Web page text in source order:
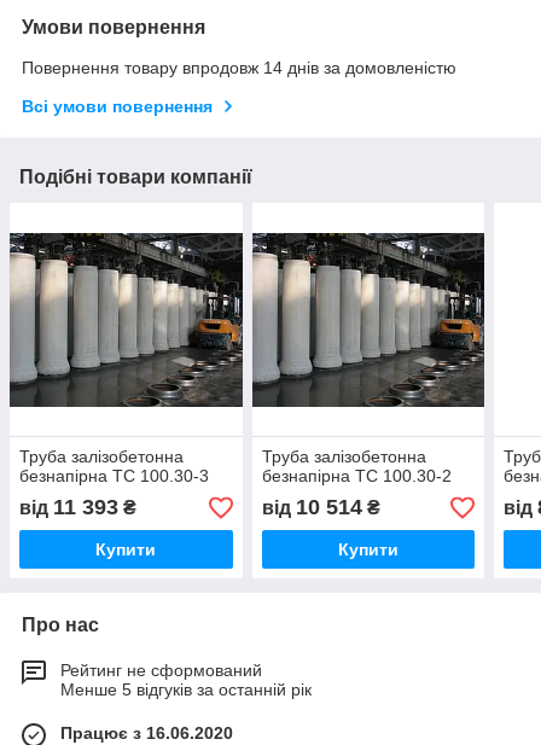
Умови повернення
Повернення товару впродовж 14 днів за домовленістю
Всі умови повернення
Подібні товари компанії
Труба залізобетонна
безнапірна ТС 100.30-3
від 11 393 ₴
Купити
Труба залізобетонна
безнапірна ТС 100.30-2
від 10 514₴
Купити
від
Про нас
Рейтинг не сформований
Менше 5 відгуків за останній рік
Працює з 16.06.2020